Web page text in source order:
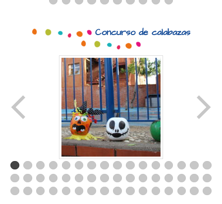
Concurso de calabazas